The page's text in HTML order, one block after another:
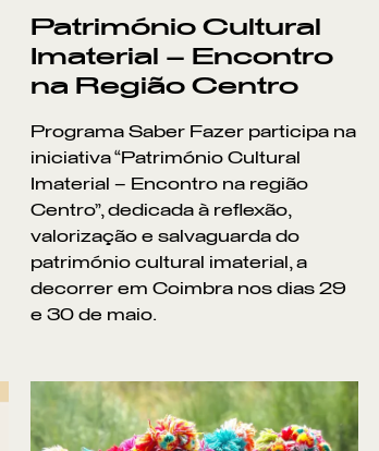
Património Cultural
Imaterial – Encontro
na Região Centro
Programa Saber Fazer participa na
iniciativa “Património Cultural
Imaterial – Encontro na região
Centro”, dedicada à reflexão,
valorização e salvaguarda do
património cultural imaterial, a
decorrer em Coimbra nos dias 29
e 30 de maio.